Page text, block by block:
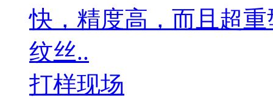
快，精度高，而且超
纹丝..
打样现场